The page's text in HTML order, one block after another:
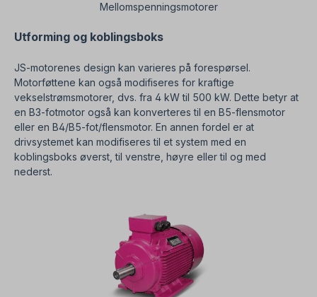
Mellomspenningsmotorer
Utforming og koblingsboks
JS-motorenes design kan varieres på forespørsel.
Motorføttene kan også modifiseres for kraftige
vekselstrømsmotorer, dvs. fra 4 kW til 500 kW. Dette betyr at
en B3-fotmotor også kan konverteres til en B5-flensmotor
eller en B4/B5-fot/flensmotor. En annen fordel er at
drivsystemet kan modifiseres til et system med en
koblingsboks øverst, til venstre, høyre eller til og med
nederst.